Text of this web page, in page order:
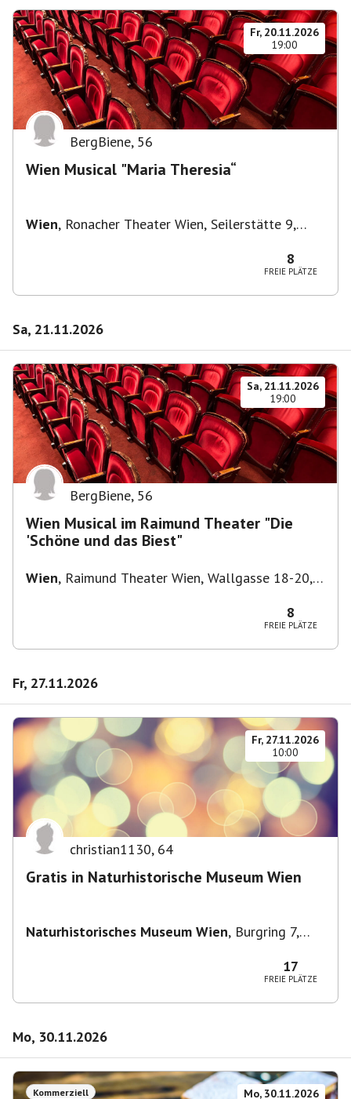
Fr, 20.11.2026
19:00
BergBiene, 56
Wien Musical "Maria Theresia“
Wien, Ronacher Theater Wien, Seilerstätte 9,
8
FREIE PLÄTZE
Sa, 21.11.2026
Sa, 21.11.2026
19:00
BergBiene, 56
Wien Musical im Raimund Theater "Die
'Schöne und das Biest"
Wien, Raimund Theater Wien, Wallgasse 18-20,
8
FREIE PLÄTZE
Fr, 27.11.2026
Fr, 27.11.2026
10:00
christian1130, 64
Gratis in Naturhistorische Museum Wien
Naturhistorisches Museum Wien, Burgring 7,
17
FREIE PLÄTZE
Mo, 30.11.2026
Kommerziell
Mo, 30.11.2026